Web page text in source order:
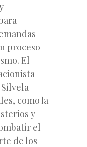
proceso
El
como la
y
el
de los